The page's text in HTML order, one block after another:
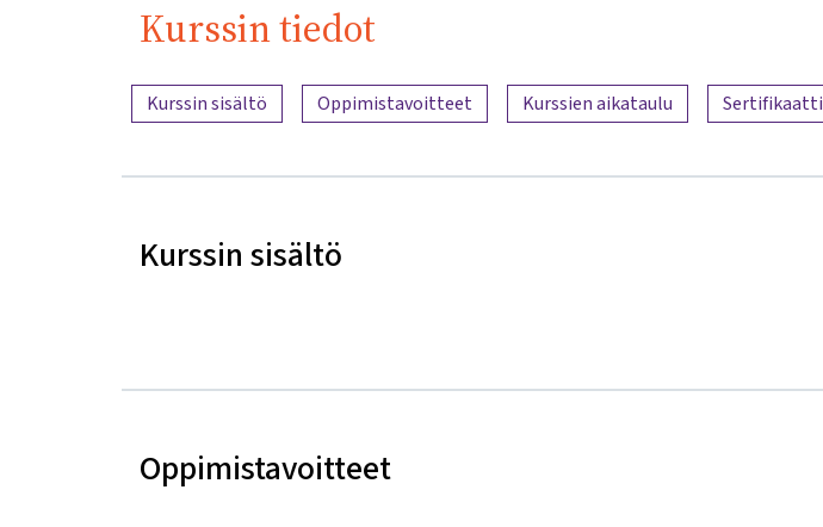
Kurssin tiedot
Sisällön yleiskatsaus
Kurssin sisältö Oppimistavoitteet Kurssien aikataulu Sertifikaatti
Kurssin sisältö
Oppimistavoitteet